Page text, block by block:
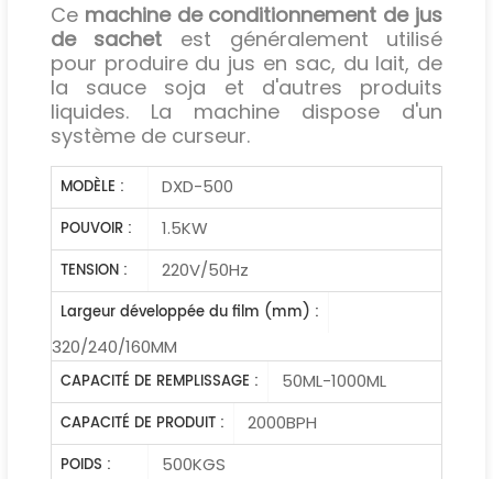
Ce machine de conditionnement de jus
de sachet est généralement utilisé
pour produire du jus en sac, du lait, de
la sauce soja et d'autres produits
liquides. La machine dispose d'un
système de curseur.
MODÈLE :
DXD-500
POUVOIR :
1.5KW
TENSION :
220V/50Hz
Largeur développée du film (mm) :
320/240/160MM
CAPACITÉ DE REMPLISSAGE :
50ML-1000ML
CAPACITÉ DE PRODUIT :
2000BPH
POIDS :
500KGS